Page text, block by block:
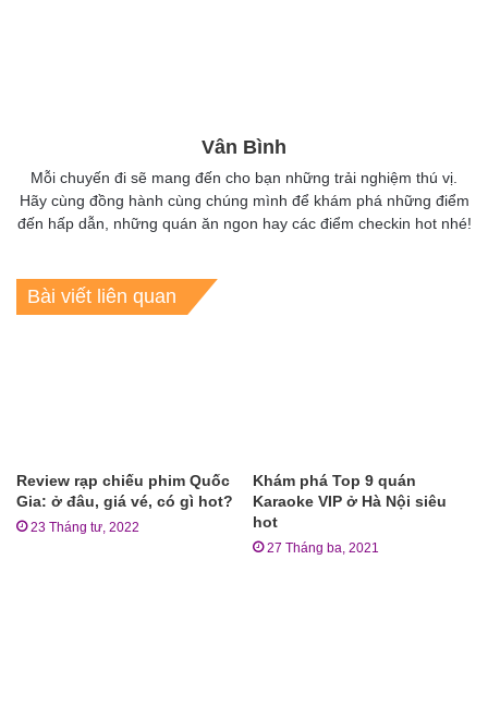
Vân Bình
Mỗi chuyến đi sẽ mang đến cho bạn những trải nghiệm thú vị.
Hãy cùng đồng hành cùng chúng mình để khám phá những điểm
đến hấp dẫn, những quán ăn ngon hay các điểm checkin hot nhé!
Bài viết liên quan
Review rạp chiếu phim Quốc
Gia: ở đâu, giá vé, có gì hot?
23 Tháng tư, 2022
Khám phá Top 9 quán
Karaoke VIP ở Hà Nội siêu
hot
27 Tháng ba, 2021